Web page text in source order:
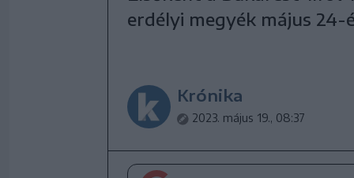
erdélyi megyék május 24-
Krónika
2023. május 19., 08:37